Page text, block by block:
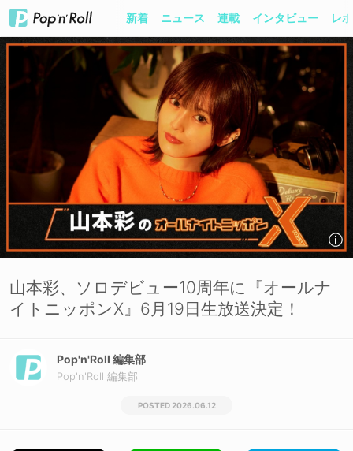
新着 ニュース 連載 インタビュー レ
山本彩、ソロデビュー10周年に『オールナ
イトニッポンX』6月19日生放送決定！
Pop'n'Roll 編集部
Pop'n'Roll 編集部
2026.06.12